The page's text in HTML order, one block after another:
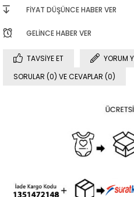
FIYAT DÜŞÜNCE HABER VER
GELINCE HABER VER
TAVSIYE ET
YORUM
SORULAR (0) VE CEVAPLAR (0)